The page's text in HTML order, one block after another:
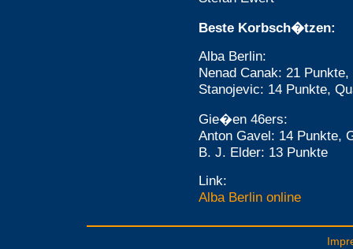
Beste Korbsch�tzen:
Alba Berlin:
Nenad Canak: 21
Stanojevic: 14 Punkte,
Gie�en 46ers:
Anton Gavel: 14 Punkte,
B. J. Elder: 13 Punkte
Link:
Alba Berlin online